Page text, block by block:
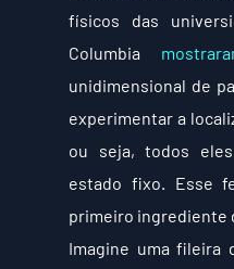
físicos das
Columbia
unidimensional de
experimentar a
ou seja, todos
estado fixo. Esse
primeiro ingrediente
Imagine uma fileira